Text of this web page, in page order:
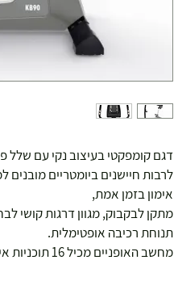
דגם קומפקטי בעיצוב נקי עם שלל
אימון בזמן אמת,
מתקן לבקבוק, מגוון דרגות קושי
תנוחת רכיבה אופטימלית.
מחשב האופניים מכיל 16 תוכניות אימון המוסיפות עניין ואתגר.